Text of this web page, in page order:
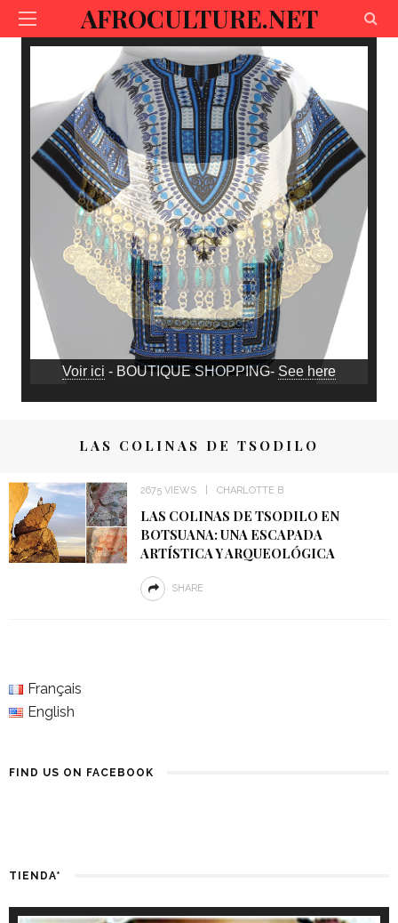
AFROCULTURE.NET
Voir ici - BOUTIQUE SHOPPING- See here
LAS COLINAS DE TSODILO
2675 VIEWS CHARLOTTE B
LAS COLINAS DE TSODILO EN
BOTSUANA: UNA ESCAPADA
ARTÍSTICA Y ARQUEOLÓGICA
SHARE
Français
English
FIND US ON FACEBOOK
TIENDA*